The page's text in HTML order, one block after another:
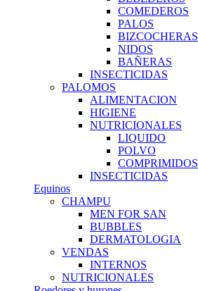
COMEDEROS
PALOS
BIZCOCHERAS
NIDOS
BAÑERAS
INSECTICIDAS
PALOMOS
ALIMENTACION
HIGIENE
NUTRICIONALES
LIQUIDO
POLVO
COMPRIMIDOS
INSECTICIDAS
Equinos
CHAMPU
MEN FOR SAN
BUBBLES
DERMATOLOGIA
VENDAS
INTERNOS
NUTRICIONALES